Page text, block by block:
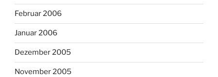
Februar 2006
Januar 2006
Dezember 2005
November 2005